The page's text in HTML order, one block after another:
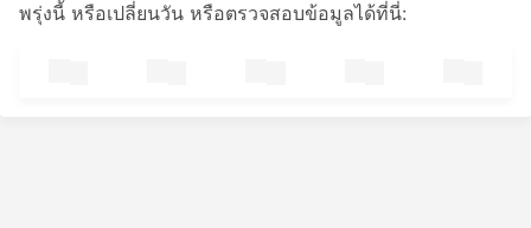
พรุ่งนี้ หรือเปลี่ยนวัน หรือตรวจสอบข้อมูลได้ที่นี่: